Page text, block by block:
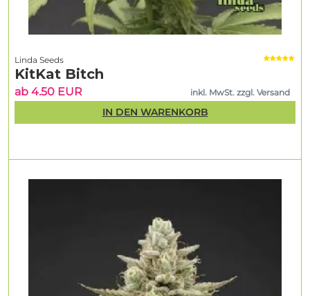
Linda Seeds
KitKat Bitch
ab 4.50 EUR inkl. MwSt. zzgl. Versand
IN DEN WARENKORB